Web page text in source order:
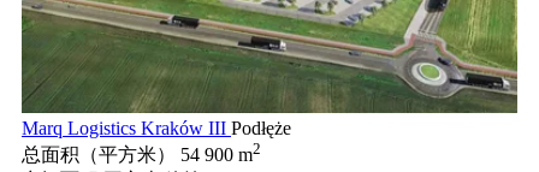
Marq Logistics Kraków III Podłęże
总面积（平方米）
54 900 m2